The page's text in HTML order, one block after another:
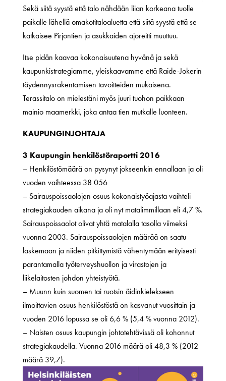
Sekä siitä syystä että talo nähdään liian korkeana tuolle
paikalle lähellä omakotitaloaluetta että siitä syystä että se
katkaisee Pirjontien ja asukkaiden ajoreitti muuttuu.
Itse pidän kaavaa kokonaisuutena hyvänä ja sekä
kaupunkistrategiamme, yleiskaavamme että Raide-Jokerin
täydennysrakentamisen tavoitteiden mukaisena.
Terassitalo on mielestäni myös juuri tuohon paikkaan
mainio maamerkki, joka antaa tien mutkalle luonteen.
KAUPUNGINJOHTAJA
3 Kaupungin henkilöstöraportti 2016
– Henkilöstömäärä on pysynyt jokseenkin ennallaan ja oli
vuoden vaihteessa 38 056
– Sairauspoissaolojen osuus kokonaistyöajasta vaihteli
strategiakauden aikana ja oli nyt matalimmillaan eli 4,7 %.
Sairauspoissaolot olivat yhtä matalalla tasolla viimeksi
vuonna 2003. Sairauspoissaolojen määrää on saatu
laskemaan ja niiden pitkittymistä vähentymään erityisesti
parantamalla työterveyshuollon ja virastojen ja
liikelaitosten johdon yhteistyötä.
– Muunn kuin suomen tai ruotsin äidinkielekseen
ilmoittavien osuus henkilöstöstä on kasvanut vuosittain ja
vuoden 2016 lopussa se oli 6,6 % (5,4 % vuonna 2012).
– Naisten osuus kaupungin johtotehtävissä oli kohonnut
strategiakaudella. Vuonna 2016 määrä oli 48,3 % (2012
määrä 39,7).